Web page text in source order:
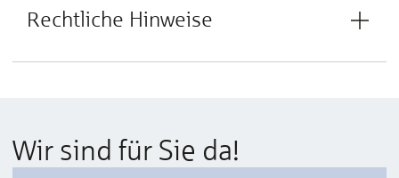
Rechtliche Hinweise
Wir sind für Sie da!